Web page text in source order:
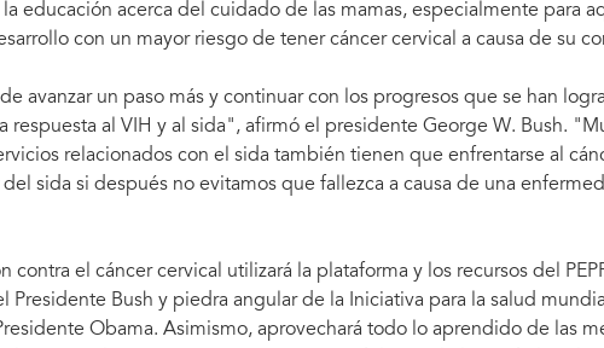
educación acerca del cuidado de las mamas, especialmente para
con un mayor riesgo de tener cáncer cervical a causa de su
avanzar un paso más y continuar con los progresos que se han
respuesta al VIH y al sida", afirmó el presidente George W. Bush.
relacionados con el sida también tienen que enfrentarse al
sida si después no evitamos que fallezca a causa de una
contra el cáncer cervical utilizará la plataforma y los recursos del
Presidente Bush y piedra angular de la Iniciativa para la salud
Obama. Asimismo, aprovechará todo lo aprendido de las